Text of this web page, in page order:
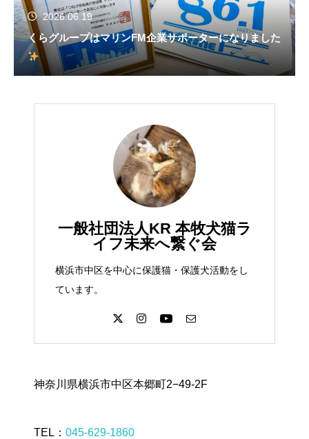
2026.06.19
くらグループはマリンFM企業サポーターになりました
一般社団法人KR 本牧犬猫ラ
イフ未来へ繋ぐ会
横浜市中区を中心に保護猫・保護犬活動をし
ています。
神奈川県横浜市中区本郷町2−49-2F
TEL： 045-629-1860